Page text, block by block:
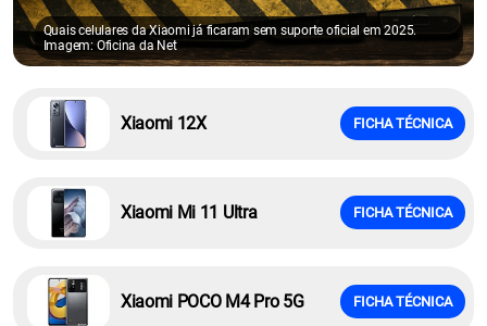
Quais celulares da Xiaomi já ficaram sem suporte oficial em 2025.
Imagem: Oficina da Net
Xiaomi 12X FICHA TÉCNICA
Xiaomi Mi 11 Ultra FICHA TÉCNICA
Xiaomi POCO M4 Pro 5G FICHA TÉCNICA